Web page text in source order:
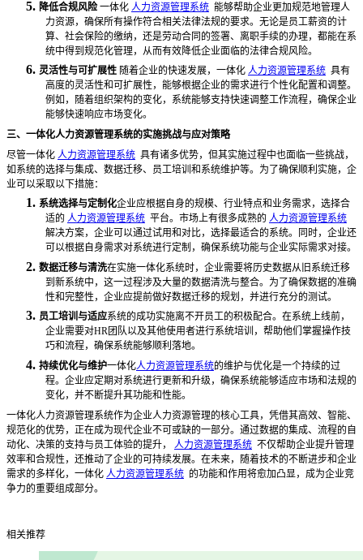
5. 降低合规风险 一体化 人力资源管理系统 能够帮助企业更加规范地管理人
力资源，确保所有操作符合相关法律法规的要求。无论是员工薪资的计
算、社会保险的缴纳，还是劳动合同的签署、离职手续的办理，都能在系
统中得到规范化管理，从而有效降低企业面临的法律合规风险。
6. 灵活性与可扩展性 随着企业的快速发展，一体化 人力资源管理系统 具有
高度的灵活性和可扩展性，能够根据企业的需求进行个性化配置和调整。
例如，随着组织架构的变化，系统能够支持快速调整工作流程，确保企业
能够快速响应市场变化。
三、一体化人力资源管理系统的实施挑战与应对策略
尽管一体化 人力资源管理系统 具有诸多优势，但其实施过程中也面临一些挑战，
如系统的选择与集成、数据迁移、员工培训和系统维护等。为了确保顺利实施，企
业可以采取以下措施：
1. 系统选择与定制化企业应根据自身的规模、行业特点和业务需求，选择合
适的 人力资源管理系统 平台。市场上有很多成熟的 人力资源管理系统
解决方案，企业可以通过试用和对比，选择最适合的系统。同时，企业还
可以根据自身需求对系统进行定制，确保系统功能与企业实际需求对接。
2. 数据迁移与清洗在实施一体化系统时，企业需要将历史数据从旧系统迁移
到新系统中，这一过程涉及大量的数据清洗与整合。为了确保数据的准确
性和完整性，企业应提前做好数据迁移的规划，并进行充分的测试。
3. 员工培训与适应系统的成功实施离不开员工的积极配合。在系统上线前，
企业需要对HR团队以及其他使用者进行系统培训，帮助他们掌握操作技
巧和流程，确保系统能够顺利落地。
4. 持续优化与维护一体化人力资源管理系统的维护与优化是一个持续的过
程。企业应定期对系统进行更新和升级，确保系统能够适应市场和法规的
变化，并不断提升其功能和性能。
一体化人力资源管理系统作为企业人力资源管理的核心工具，凭借其高效、智能、
规范化的优势，正在成为现代企业不可或缺的一部分。通过数据的集成、流程的自
动化、决策的支持与员工体验的提升，
人力资源管理系统 不仅帮助企业提升管理
效率和合规性，还推动了企业的可持续发展。在未来，随着技术的不断进步和企业
需求的多样化，一体化 人力资源管理系统 的功能和作用将愈加凸显，成为企业竞
争力的重要组成部分。
相关推荐